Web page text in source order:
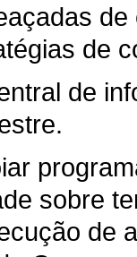
de
de
sobre
de